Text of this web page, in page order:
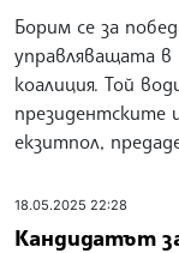
Борим се за
управляващата в
коалиция. Той
президентските
екзитпол,
18.05.2025 22:28
Кандидатът